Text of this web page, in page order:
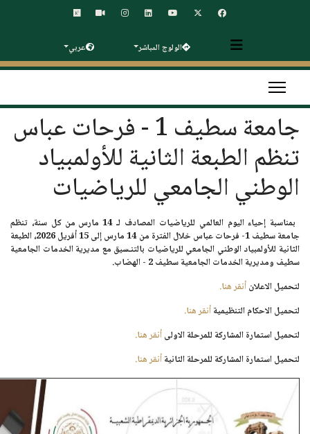
الولوج المباشر عربي
جامعة سطيف 1 - فرحات عباس
تنظم الطبعة الثانية للأولمبياد
الوطني الجامعي للرياضيات
بمناسبة إحياء اليوم العالمي للرياضيات المصادف لـ14 مارس
من كل سنة، تنظم
جامعة سطيف 1- فرحات عباس خلال الفترة من
14 مارس إلى 15 أفريل 2026
، الطبعة
الثانية للأولمبياد الوطني الجامعي للرياضيات بالتنـسيق مع مديرية الخدمات الجامعية
سطيف ومديرية الخدمات الجامعية سطيف 2 - الهضاب.
لتحميل الاعلانأنقر هنا.
لتحميل الاحكام التنظيميةأنقر هنا.
لتحميل استمارة المشاركة للمرحلة الاولىأنقر هنا.
لتحميل استمارة المشاركة للمرحلة الثانيةأنقر هنا.